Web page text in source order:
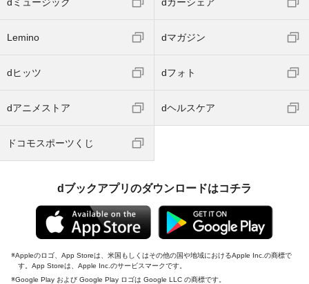
Lemino dマガジン
dヒッツ dフォト
dアニメストア dヘルスケア
ドコモスポーツくじ
dブックアプリのダウンロードはコチラ
Appleのロゴ、App Storeは、米国もしくはその他の国や地域におけるApple Inc.の商標で
す。App Storeは、Apple Inc.のサービスマークです。
Google Play および Google Play ロゴは Google LLC の商標です。